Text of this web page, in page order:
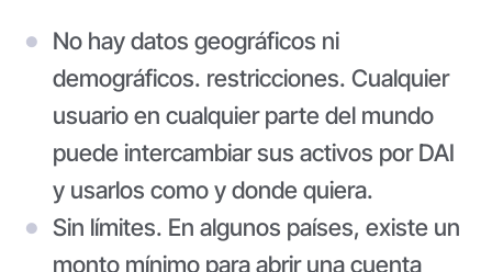
No hay datos geográficos ni
demográficos. restricciones. Cualquier
usuario en cualquier parte del mundo
puede intercambiar sus activos por DAI
y usarlos como y donde quiera.
Sin límites. En algunos países, existe un
monto mínimo para abrir una cuenta